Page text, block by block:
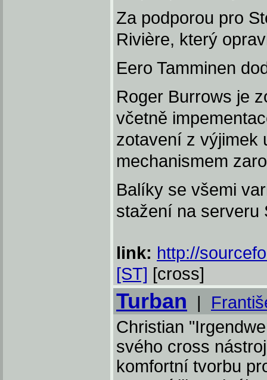
Za podporou pro
Rivière, který
Eero Tamminen
Roger Burrows je
včetně
zotavení z výjimek
mechanismem
Balíky se všemi
stažení na serveru
link: http://
[ST] [cross]
Turban |
Christian
svého cross
komfortní tvorbu